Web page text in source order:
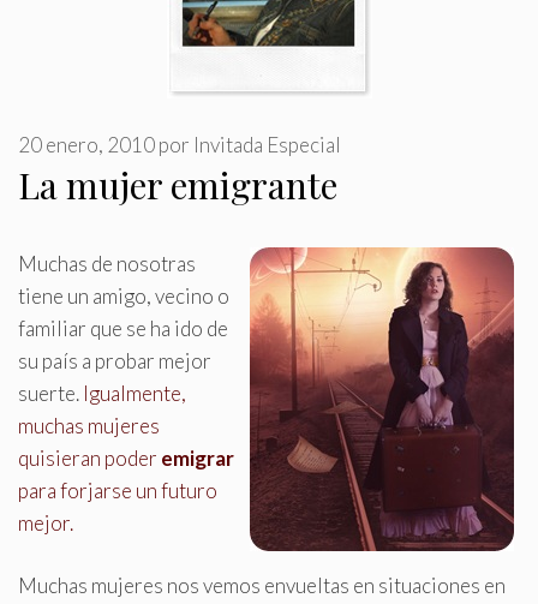
La mujer emigrante
20 enero, 2010por Invitada Especial
Muchas de nosotras
tiene un amigo, vecino o
familiar que se ha ido de
su país a probar mejor
suerte. Igualmente,
muchas mujeres
quisieran poder emigrar
para forjarse un futuro
mejor.
Muchas mujeres nos vemos envueltas en situaciones en